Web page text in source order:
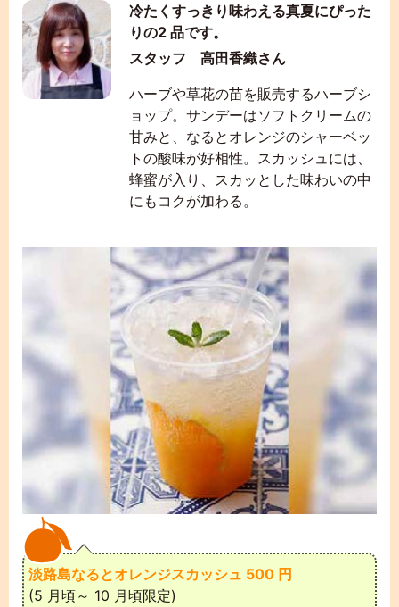
冷たくすっきり味わえる真夏にぴった
りの2 品です。
スタッフ 高田香織さん
ハーブや草花の苗を販売するハーブシ
ョップ。サンデーはソフトクリームの
甘みと、なるとオレンジのシャーベッ
トの酸味が好相性。スカッシュには、
蜂蜜が入り、スカッとした味わいの中
にもコクが加わる。
淡路島なるとオレンジスカッシュ 500 円
(5 月頃～ 10 月頃限定)